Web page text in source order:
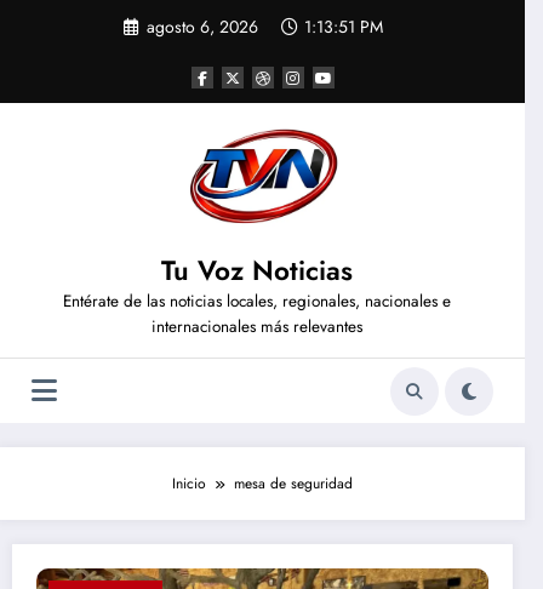
agosto 6, 2026 1:13:51 PM
Tu Voz Noticias
Entérate de las noticias locales, regionales, nacionales e
internacionales más relevantes
Inicio mesa de seguridad